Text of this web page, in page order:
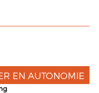
EN AUTONOMIE